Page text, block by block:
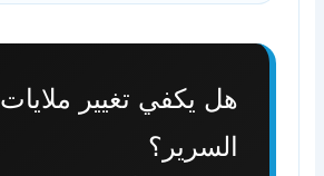
هل يكفي تغيير ملايات
السرير؟